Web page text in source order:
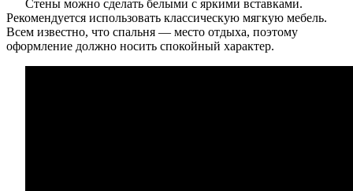
Стены можно сделать белыми с яркими вставками.
Рекомендуется использовать классическую мягкую мебель.
Всем известно, что спальня — место отдыха, поэтому
оформление должно носить спокойный характер.